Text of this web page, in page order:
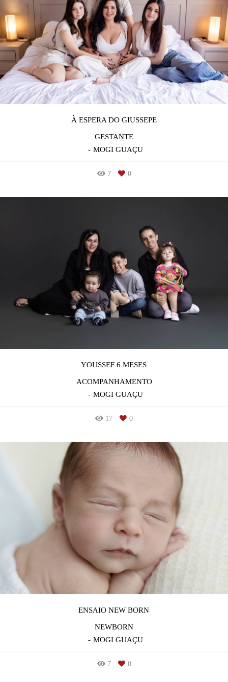
À ESPERA DO GIUSSEPE
GESTANTE
MOGI GUAÇU
7 0
YOUSSEF 6 MESES
ACOMPANHAMENTO
MOGI GUAÇU
17 0
ENSAIO NEW BORN
NEWBORN
MOGI GUAÇU
7 0